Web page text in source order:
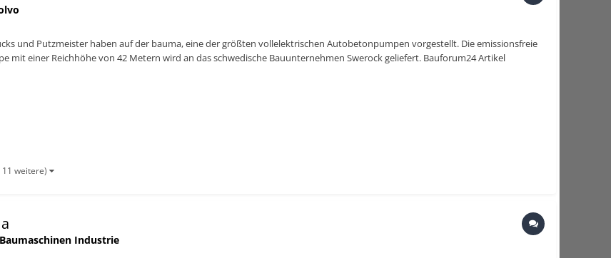
und Putzmeister haben auf der bauma, eine der größten vollelektrischen Autobetonpumpen vorgestellt. Die emissionsfreie
mit einer Reichhöhe von 42 Metern wird an das schwedische Bauunternehmen Swerock geliefert. Bauforum24 Artikel
11 weitere)
Industrie